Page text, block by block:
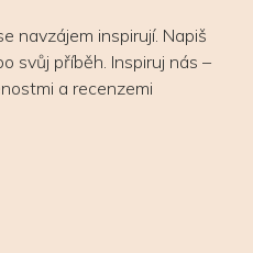
navzájem inspirují. Napiš
svůj příběh. Inspiruj nás –
a recenzemi